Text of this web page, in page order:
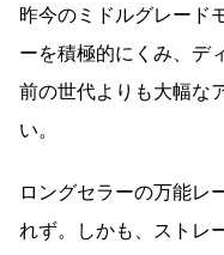
昨今のミドルグレード
ーを積極的にくみ、デ
前の世代よりも大幅な
い。
ロングセラーの万能レ
れず。しかも、ストレ